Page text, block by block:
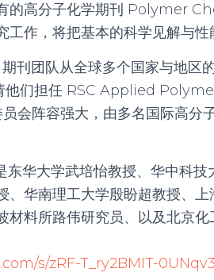
的高分子化学期刊 Polymer
作，将把基本的科学见解与性
团队从全球多个国家与地区
他们担任 RSC Applied
会阵容强大，由多名国际高分
华大学武培怡教授、华中科
华南理工大学殷盼超教授、上
料所路伟研究员、以及北京化
s/zRF-T_ry2BMIT-